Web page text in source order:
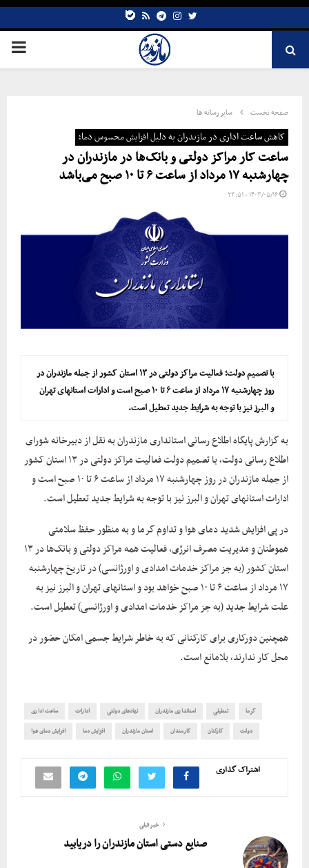
Twitter
Instagram
Telegram
rss
صفحه نخست سایر رسانه ها
کاهش ساعت اداری در مازندران به دلیل افزایش محسوس دما؛
ساعت کار مراکز دولتی و بانک‌ها در مازندران در
چهارشنبه ۱۷ مرداد از ساعت ۶ تا ۱۰ صبح می‌باشد
۱۴۰۳/۰۵/۱۶ - ۲۳:۵۱
با تصمیم دولت؛ فعالیت مراکز دولتی در ۱۳ استان کشور از جمله مازندران در
روز چهارشنبه ۱۷ مرداد از ساعت ۶ تا ۱۰ صبح است و ادارات استانهای تهران
و البرز نیز با توجه به شرایط جدید تعطیل است.
به گزارش پایگاه اطلاع رسانی استانداری مازندران به نقل از دبیرخانه شورای
اطلاع رسانی دولت، با تصمیم دولت فعالیت مراکز دولتی در ۱۳ استان کشور
از جمله مازندران در روز چهارشنبه ۱۷ مرداد از ساعت ۶ تا ۱۰ صبح است و
ادارات استانهای تهران و البرز نیز با توجه به شرایط جدید تعطیل است.
در پی افزایش شدید دمای هوا و تداوم گرما و به منظور حفظ سلامتی
هموطنان و مدیریت مصرف انرژی، فعالیت همه مراکز دولتی و بانک‌ها در ۱۳
استان کشور (به جز مراکز خدمات امدادی و اورژانسی) در تاریخ چهارشنبه
۱۷ مرداد از ساعت ۶ تا ۱۰ صبح خواهد بود و استانهای تهران و البرز نیز به
علت شرایط جدید (به جز مراکز خدمات امدادی و اورژانسی) تعطیل است.
همچنین دورکاری برای کارکنانی که به خاطر شرایط جسمی امکان حضور در
محل کار ندارند، بلامانع است.
ساعت اداری ادارات نهادهای دولتی استانداری مازندران تعطیلی گرما
افزایش دمای هوا افزایش دما استان مازندران کارمندان کارکنان دولت
اشتراک گذاری
خبر قبلی
صنایع دستی استان مازندران را دریابید